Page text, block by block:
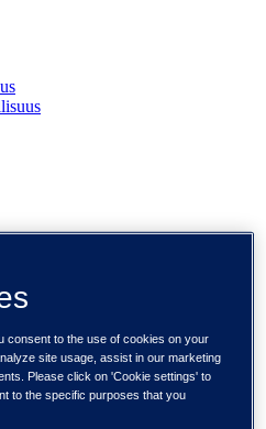
consent to the use of cookies on your
site usage, assist in our marketing
Please click on 'Cookie settings' to
to the specific purposes that you